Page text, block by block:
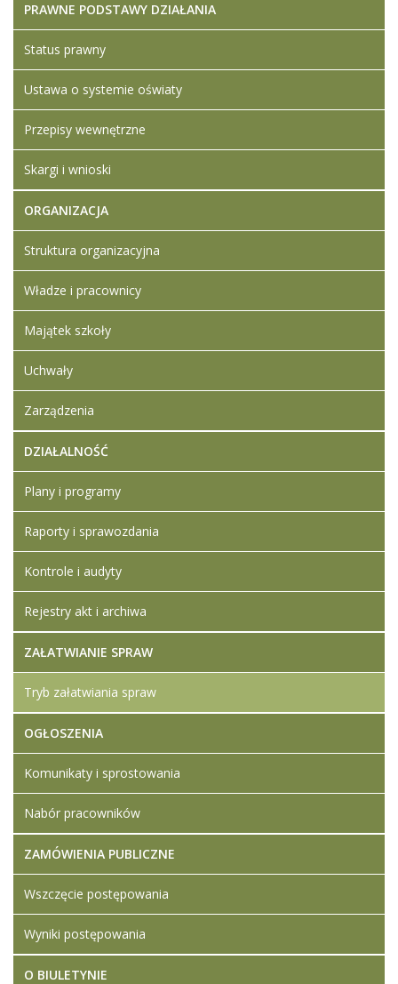
PRAWNE PODSTAWY DZIAŁANIA
Status prawny
Ustawa o systemie oświaty
Przepisy wewnętrzne
Skargi i wnioski
ORGANIZACJA
Struktura organizacyjna
Władze i pracownicy
Majątek szkoły
Uchwały
Zarządzenia
DZIAŁALNOŚĆ
Plany i programy
Raporty i sprawozdania
Kontrole i audyty
Rejestry akt i archiwa
ZAŁATWIANIE SPRAW
Tryb załatwiania spraw
OGŁOSZENIA
Komunikaty i sprostowania
Nabór pracowników
ZAMÓWIENIA PUBLICZNE
Wszczęcie postępowania
Wyniki postępowania
O BIULETYNIE